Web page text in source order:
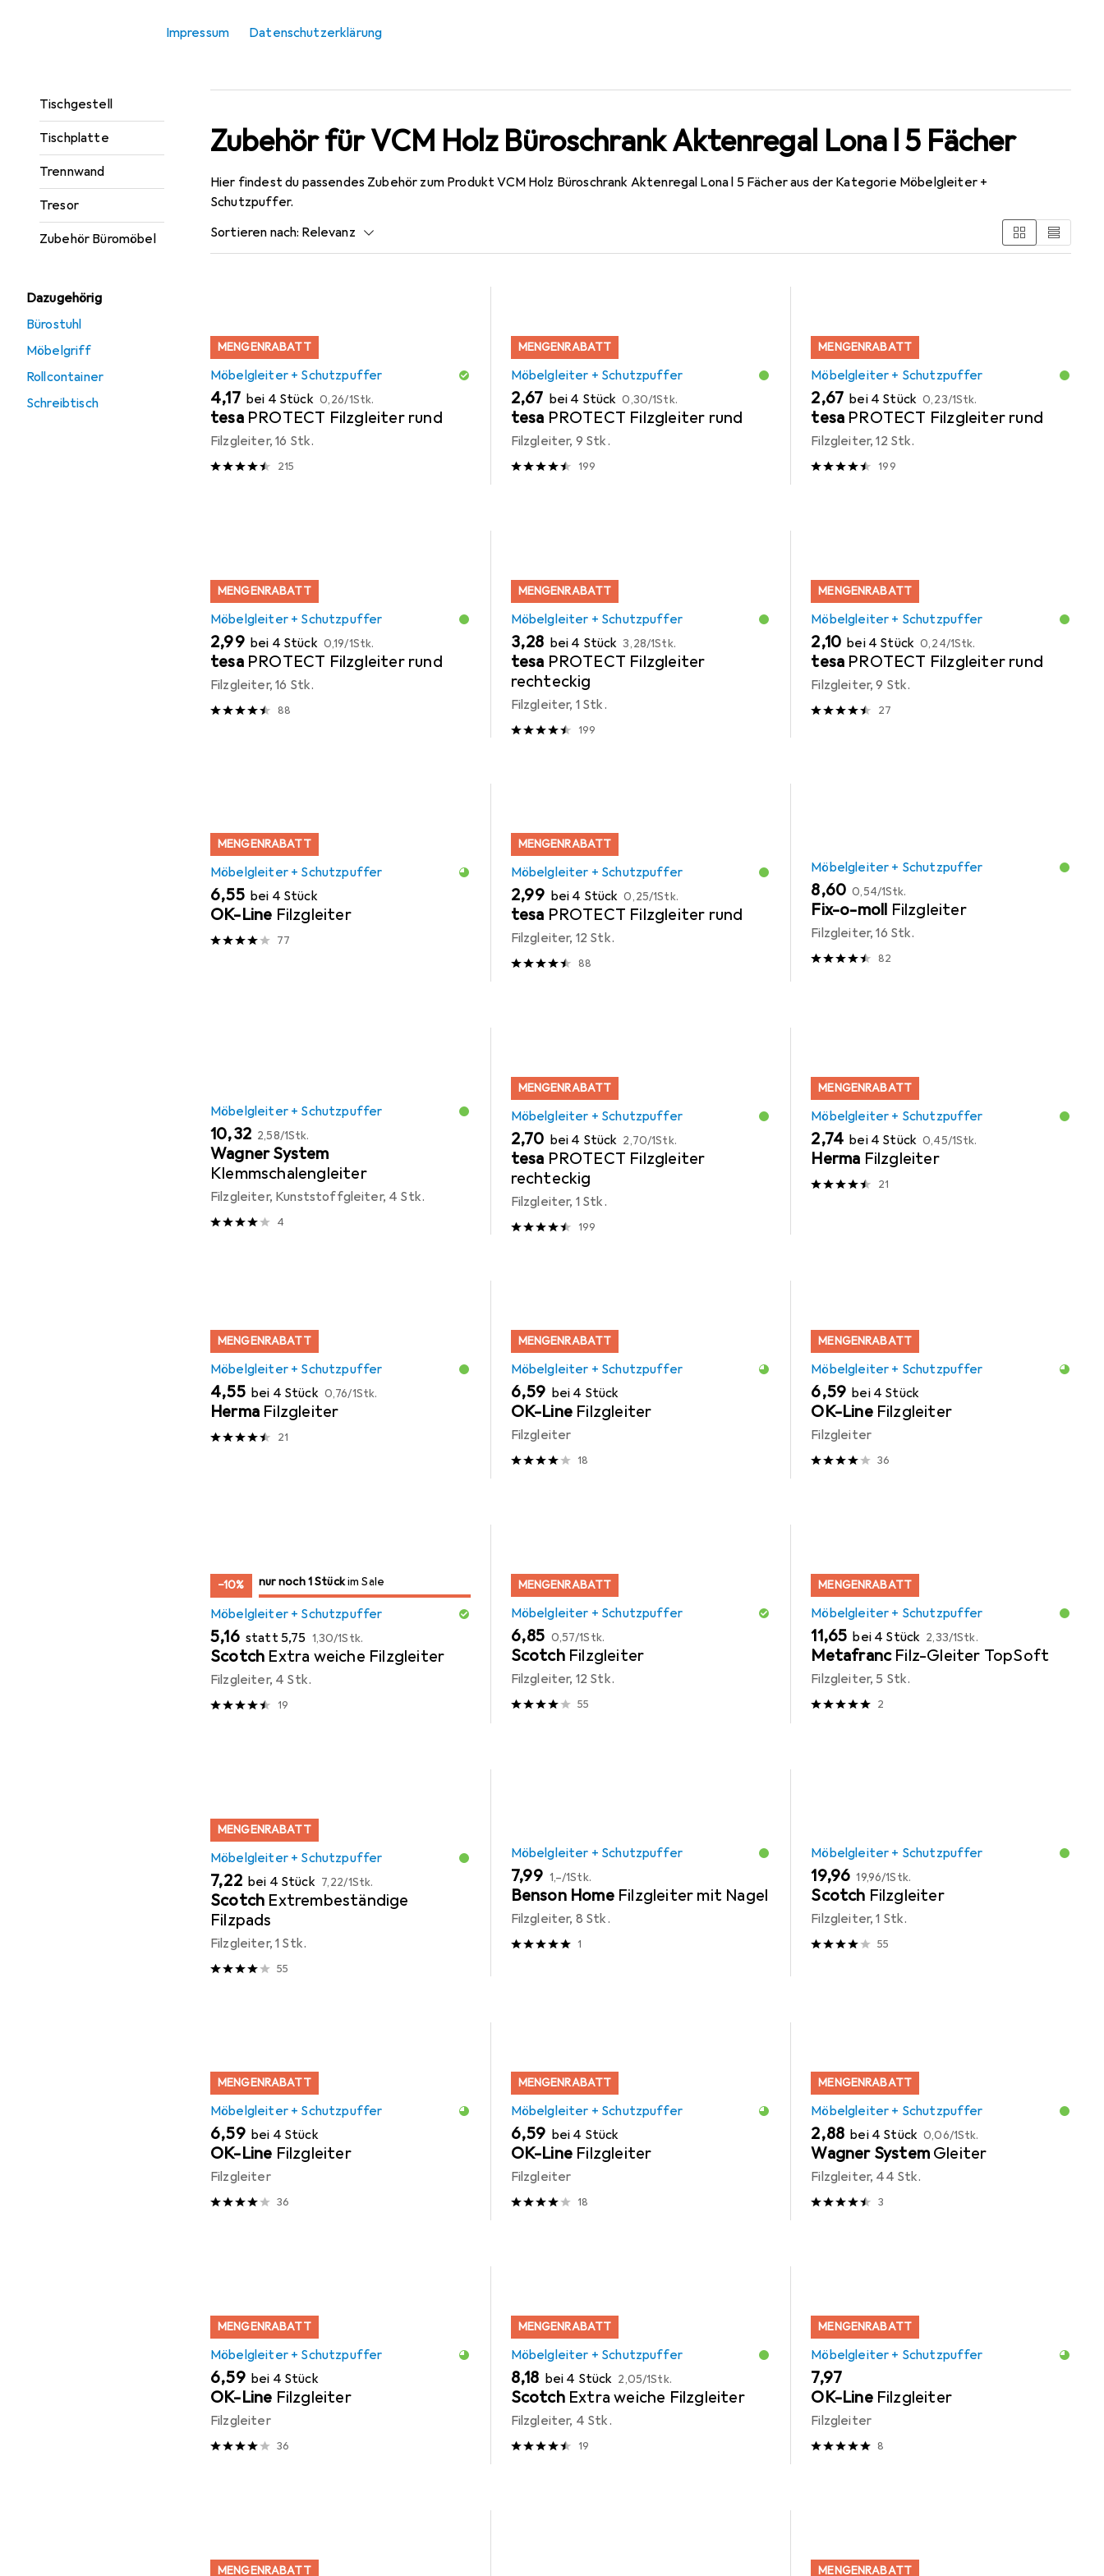
Impressum Datenschutzerklärung
Tischgestell
Tischplatte
Trennwand
Tresor
Zubehör Büromöbel
Dazugehörig
Bürostuhl
Möbelgriff
Rollcontainer
Schreibtisch
Zubehör für VCM Holz Büroschrank Aktenregal Lona l 5 Fächer
Hier findest du passendes Zubehör zum Produkt VCM Holz Büroschrank Aktenregal Lona l 5 Fächer aus der Kategorie Möbelgleiter +
Schutzpuffer.
Sortieren nach: Relevanz
MENGENRABATT
Möbelgleiter + Schutzpuffer
EUR
4,17 bei 4 Stück EUR
0,26/1Stk.
tesa PROTECT Filzgleiter rund
Filzgleiter, 16 Stk.
215
MENGENRABATT
Möbelgleiter + Schutzpuffer
EUR
2,67 bei 4 Stück EUR
0,30/1Stk.
tesa PROTECT Filzgleiter rund
Filzgleiter, 9 Stk.
199
MENGENRABATT
Möbelgleiter + Schutzpuffer
EUR
2,67 bei 4 Stück EUR
0,23/1Stk.
tesa PROTECT Filzgleiter rund
Filzgleiter, 12 Stk.
199
MENGENRABATT
Möbelgleiter + Schutzpuffer
EUR
2,99 bei 4 Stück EUR
0,19/1Stk.
tesa PROTECT Filzgleiter rund
Filzgleiter, 16 Stk.
88
MENGENRABATT
Möbelgleiter + Schutzpuffer
EUR
3,28 bei 4 Stück EUR
3,28/1Stk.
tesa PROTECT Filzgleiter
rechteckig
Filzgleiter, 1 Stk.
199
MENGENRABATT
Möbelgleiter + Schutzpuffer
EUR
2,10 bei 4 Stück EUR
0,24/1Stk.
tesa PROTECT Filzgleiter rund
Filzgleiter, 9 Stk.
27
MENGENRABATT
Möbelgleiter + Schutzpuffer
EUR
6,55 bei 4 Stück
OK-Line Filzgleiter
77
MENGENRABATT
Möbelgleiter + Schutzpuffer
EUR
2,99 bei 4 Stück EUR
0,25/1Stk.
tesa PROTECT Filzgleiter rund
Filzgleiter, 12 Stk.
88
Möbelgleiter + Schutzpuffer
EUR
8,60 EUR
0,54/1Stk.
Fix-o-moll Filzgleiter
Filzgleiter, 16 Stk.
82
Möbelgleiter + Schutzpuffer
EUR
10,32 EUR
2,58/1Stk.
Wagner System
Klemmschalengleiter
Filzgleiter, Kunststoffgleiter, 4 Stk.
4
MENGENRABATT
Möbelgleiter + Schutzpuffer
EUR
2,70 bei 4 Stück EUR
2,70/1Stk.
tesa PROTECT Filzgleiter
rechteckig
Filzgleiter, 1 Stk.
199
MENGENRABATT
Möbelgleiter + Schutzpuffer
EUR
2,74 bei 4 Stück EUR
0,45/1Stk.
Herma Filzgleiter
21
MENGENRABATT
Möbelgleiter + Schutzpuffer
EUR
4,55 bei 4 Stück EUR
0,76/1Stk.
Herma Filzgleiter
21
MENGENRABATT
Möbelgleiter + Schutzpuffer
EUR
6,59 bei 4 Stück
OK-Line Filzgleiter
Filzgleiter
18
MENGENRABATT
Möbelgleiter + Schutzpuffer
EUR
6,59 bei 4 Stück
OK-Line Filzgleiter
Filzgleiter
36
−10% noch 1 Stückim Sale
nur noch 1 Stückim Sale
Möbelgleiter + Schutzpuffer
EUR
5,16 statt EUR
5,75 EUR
1,30/1Stk.
Scotch Extra weiche Filzgleiter
Filzgleiter, 4 Stk.
19
MENGENRABATT
Möbelgleiter + Schutzpuffer
EUR
6,85 EUR
0,57/1Stk.
Scotch Filzgleiter
Filzgleiter, 12 Stk.
55
MENGENRABATT
Möbelgleiter + Schutzpuffer
EUR
11,65 bei 4 Stück EUR
2,33/1Stk.
Metafranc Filz-Gleiter TopSoft
Filzgleiter, 5 Stk.
2
MENGENRABATT
Möbelgleiter + Schutzpuffer
EUR
7,22 bei 4 Stück EUR
7,22/1Stk.
Scotch Extrembeständige
Filzpads
Filzgleiter, 1 Stk.
55
Möbelgleiter + Schutzpuffer
EUR
7,99 EUR
1,–/1Stk.
Benson Home Filzgleiter mit Nagel
Filzgleiter, 8 Stk.
1
Möbelgleiter + Schutzpuffer
EUR
19,96 EUR
19,96/1Stk.
Scotch Filzgleiter
Filzgleiter, 1 Stk.
55
MENGENRABATT
Möbelgleiter + Schutzpuffer
EUR
6,59 bei 4 Stück
OK-Line Filzgleiter
Filzgleiter
36
MENGENRABATT
Möbelgleiter + Schutzpuffer
EUR
6,59 bei 4 Stück
OK-Line Filzgleiter
Filzgleiter
18
MENGENRABATT
Möbelgleiter + Schutzpuffer
EUR
2,88 bei 4 Stück EUR
0,06/1Stk.
Wagner System Gleiter
Filzgleiter, 44 Stk.
3
MENGENRABATT
Möbelgleiter + Schutzpuffer
EUR
6,59 bei 4 Stück
OK-Line Filzgleiter
Filzgleiter
36
MENGENRABATT
Möbelgleiter + Schutzpuffer
EUR
8,18 bei 4 Stück EUR
2,05/1Stk.
Scotch Extra weiche Filzgleiter
Filzgleiter, 4 Stk.
19
MENGENRABATT
Möbelgleiter + Schutzpuffer
EUR
7,97
OK-Line Filzgleiter
Filzgleiter
8
MENGENRABATT MENGENRABATT